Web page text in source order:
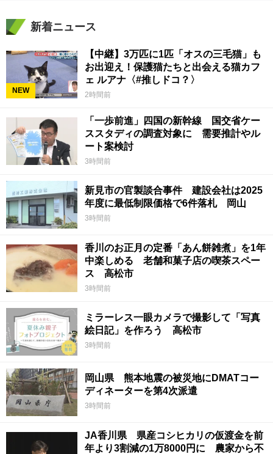
新着ニュース
NEW
【中継】3万匹に1匹「オスの三毛猫」も
お出迎え！保護猫たちと出会える猫カフ
ェ ルアナ〈#推しドコ？〉
2時間前
「一歩前進」四国の新幹線 国交省ケー
ススタディの調査対象に 需要推計やル
ート案検討
3時間前
新見市の官製談合事件 建設会社は2025
年度に最低制限価格で6件落札 岡山
3時間前
香川のお正月の定番「あん餅雑煮」を1年
中楽しめる 老舗和菓子店の喫茶スペー
ス 高松市
3時間前
ミラーレス一眼カメラで撮影して「写真
絵日記」を作ろう 高松市
3時間前
岡山県 熊本地震の被災地にDMATコー
ディネーターを第4次派遣
3時間前
JA香川県 県産コシヒカリの仮渡金を前
年より3割減の1万8000円に 農家から不